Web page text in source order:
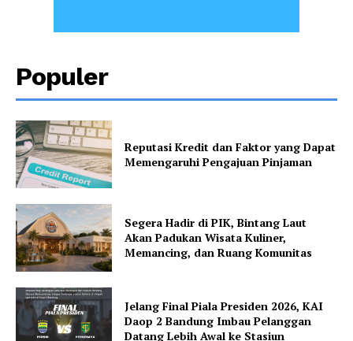
Populer
Reputasi Kredit dan Faktor yang Dapat
Memengaruhi Pengajuan Pinjaman
Segera Hadir di PIK, Bintang Laut
Akan Padukan Wisata Kuliner,
Memancing, dan Ruang Komunitas
Jelang Final Piala Presiden 2026, KAI
Daop 2 Bandung Imbau Pelanggan
Datang Lebih Awal ke Stasiun